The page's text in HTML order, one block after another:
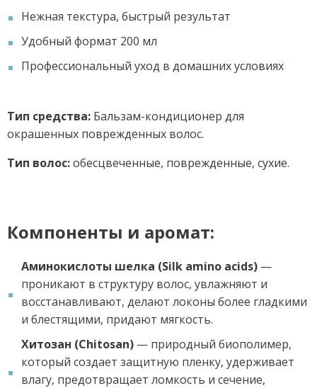
Нежная текстура, быстрый результат
Удобный формат 200 мл
Профессиональный уход в домашних условиях
Тип средства: Бальзам-кондиционер для
окрашенных поврежденных волос.
Тип волос:обесцвеченные, поврежденные, сухие.
Компоненты и аромат:
Аминокислоты шелка (Silk amino acids) —
проникают в структуру волос, увлажняют и
восстанавливают, делают локоны более гладкими
и блестящими, придают мягкость.
Хитозан (Chitosan) — природный биополимер,
который создает защитную пленку, удерживает
влагу, предотвращает ломкость и сечение,